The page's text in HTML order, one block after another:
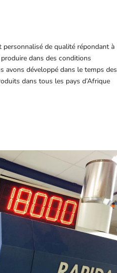
de qualité répondant à
dans des conditions
avons développé dans le temps des
dans tous les pays d’Afrique